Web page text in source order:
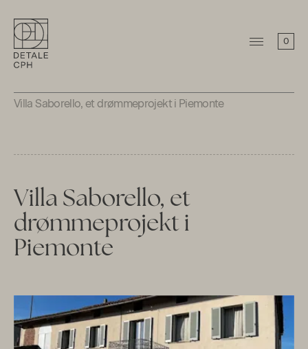
0
Villa Saborello, et drømmeprojekt i Piemonte
Villa Saborello, et
drømmeprojekt i
Piemonte